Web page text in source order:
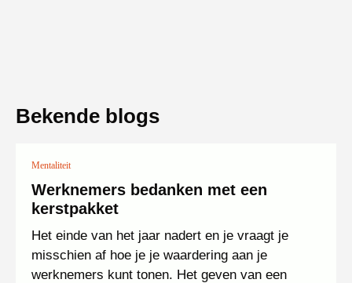
Bekende blogs
Mentaliteit
Werknemers bedanken met een
kerstpakket
Het einde van het jaar nadert en je vraagt je
misschien af hoe je je waardering aan je
werknemers kunt tonen. Het geven van een